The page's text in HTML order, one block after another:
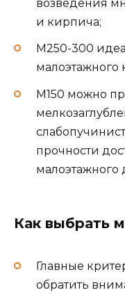
возведения
и кирпича;
М250-300
малоэтажного
М150 можно
прочности
малоэтажного
Как выбрать
Главные
обратить